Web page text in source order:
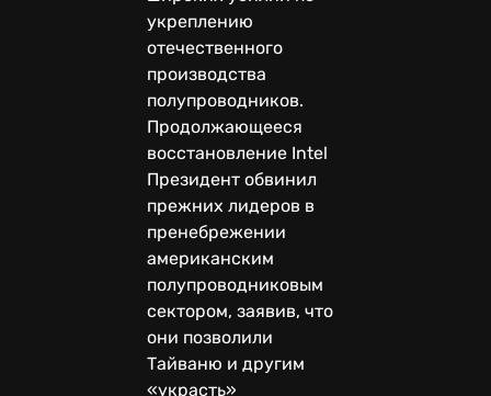
укреплению
отечественного
производства
полупроводников.
Продолжающееся
восстановление Intel
Президент обвинил
прежних лидеров в
пренебрежении
американским
полупроводниковым
сектором, заявив, что
они позволили
Тайваню и другим
«украсть»